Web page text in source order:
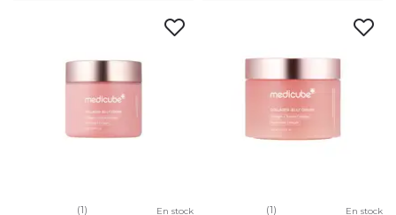
(1) En stock (1) En stock